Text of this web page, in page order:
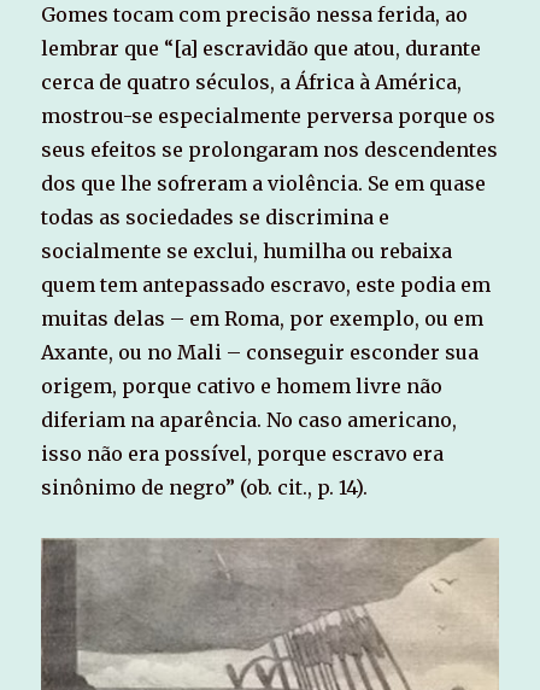
Gomes tocam com precisão nessa ferida, ao
lembrar que “[a] escravidão que atou, durante
cerca de quatro séculos, a África à América,
mostrou-se especialmente perversa porque os
seus efeitos se prolongaram nos descendentes
dos que lhe sofreram a violência. Se em quase
todas as sociedades se discrimina e
socialmente se exclui, humilha ou rebaixa
quem tem antepassado escravo, este podia em
muitas delas – em Roma, por exemplo, ou em
Axante, ou no Mali – conseguir esconder sua
origem, porque cativo e homem livre não
diferiam na aparência. No caso americano,
isso não era possível, porque escravo era
sinônimo de negro” (ob. cit., p. 14).